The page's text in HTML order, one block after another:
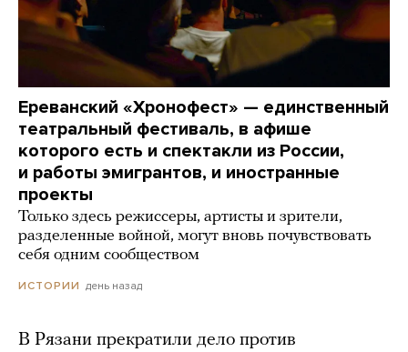
Ереванский «Хронофест» — единственный
театральный фестиваль, в афише
которого есть и спектакли из России,
и работы эмигрантов, и иностранные
проекты
Только здесь режиссеры, артисты и зрители,
разделенные войной, могут вновь почувствовать
себя одним сообществом
ИСТОРИИ день назад
В Рязани прекратили дело против